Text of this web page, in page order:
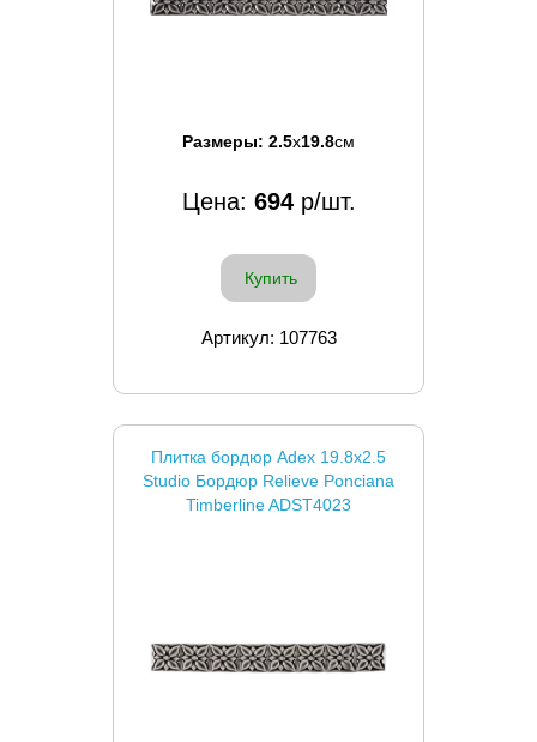
Размеры: 2.5x19.8см
Цена: 694р/шт.
Купить
Артикул: 107763
Плитка бордюр Adex 19.8x2.5
Studio Бордюр Relieve Ponciana
Timberline ADST4023